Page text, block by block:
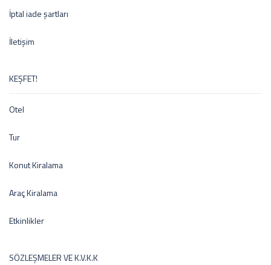
İptal iade şartları
İletişim
KEŞFET!
Otel
Tur
Konut Kiralama
Araç Kiralama
Etkinlikler
SÖZLEŞMELER VE K.V.K.K